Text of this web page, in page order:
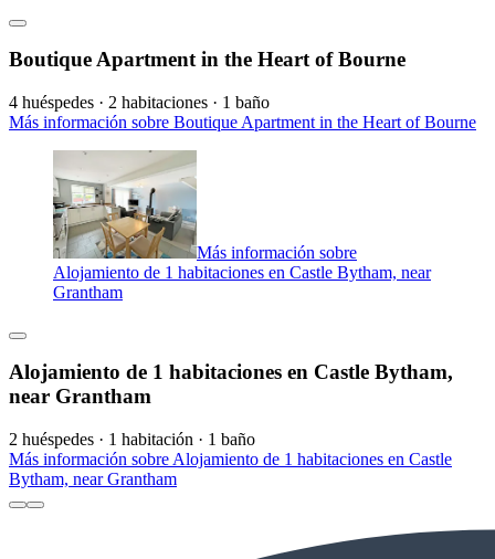
Boutique Apartment in the Heart of Bourne
4 huéspedes · 2 habitaciones · 1 baño
Más información sobre Boutique Apartment in the Heart of Bourne
Más información sobre
Alojamiento de 1 habitaciones en Castle Bytham, near
Grantham
Alojamiento de 1 habitaciones en Castle Bytham,
near Grantham
2 huéspedes · 1 habitación · 1 baño
Más información sobre Alojamiento de 1 habitaciones en Castle
Bytham, near Grantham